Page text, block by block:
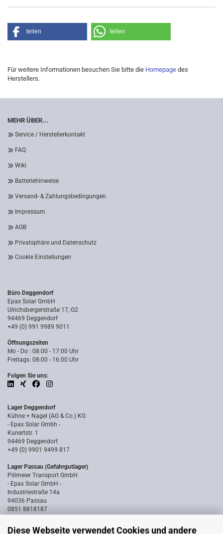
Diese Webseite verwendet Cookies und andere
teilen teilen
Für weitere Informationen besuchen Sie bitte die Homepage des
Herstellers.
MEHR ÜBER...
Service / Herstellerkontakt
FAQ
Wiki
Batteriehinweise
Versand- & Zahlungsbedingungen
Impressum
AGB
Privatsphäre und Datenschutz
Cookie Einstellungen
Büro Deggendorf
Epax Solar GmbH
Ulrichsbergerstraße 17, G2
94469 Deggendorf
+49 (0) 991 9989 9011
Öffnungszeiten
Mo - Do : 08:00 - 17:00 Uhr
Freitags: 08:00 - 16:00 Uhr
Folgen Sie uns:
Lager Deggendorf
Kühne + Nagel (AG & Co.) KG
- Epax Solar Gmbh -
Kunertstr. 1
94469 Deggendorf
+49 (0) 9901 9499 817
Lager Passau (Gefahrgutlager)
Pillmeier Transport GmbH
- Epax Solar GmbH -
Industriestraße 14a
94036 Passau
0851 8818187